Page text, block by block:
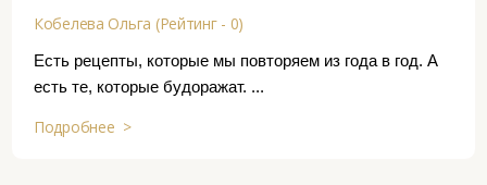
Кобелева Ольга (Рейтинг - 0)
Есть рецепты, которые мы повторяем из года в год. А
есть те, которые будоражат. ...
Подробнее >